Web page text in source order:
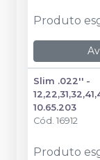
Produto
Slim .022'' -
10.65.203
Cód. 16912
Produto